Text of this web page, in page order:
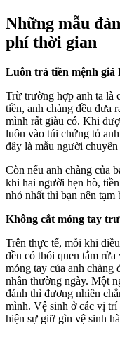
Những mẫu
phí thời gian
Luôn trả tiền mệnh giá
Trừ trường hợp anh ta là
tiền, anh chàng đều đưa
mình rất giàu có. Khi
luôn vào túi chứng tỏ
đây là mẫu người
Còn nếu anh chàng của
khi hai người hẹn hò,
nhỏ nhất thì bạn nên
Không cắt móng tay
Trên thực tế, mỗi khi
đều có thói quen tắm rửa
móng tay của anh chàng
nhân thường ngày. Một
đánh thì đương nhiên
mình. Vệ sinh ở các vị
hiện sự giữ gìn vệ sinh